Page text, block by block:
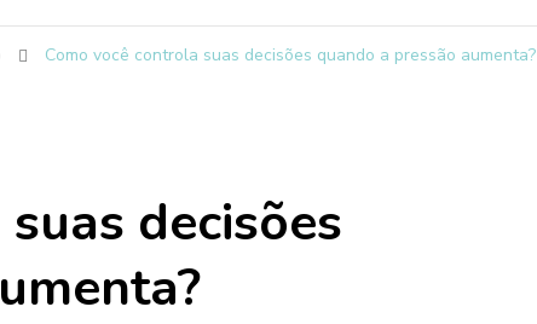
Como você controla suas decisões quando a pressão aumenta?
decisões